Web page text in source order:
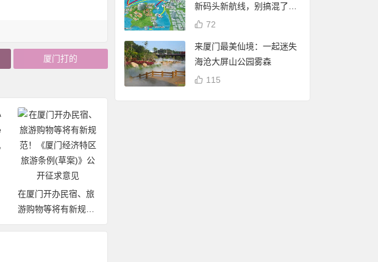
厦门打的
在厦门开办民宿、旅
游购物等将有新规
范！《厦门经济特区
新码头新航线，别搞混了
哦！72
来厦门最美仙境：一起迷失
海沧大屏山公园雾森
115